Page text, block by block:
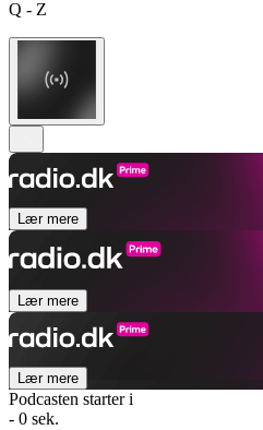
Q - Z
Lær mere
Lær mere
Lær mere
Podcasten starter i
- 0 sek.